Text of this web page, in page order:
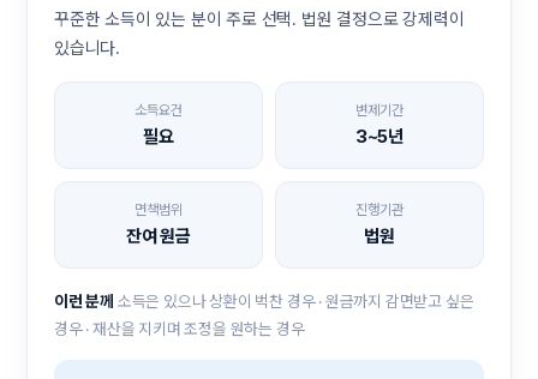
꾸준한 소득이 있는 분이 주로 선택. 법원 결정으로 강제력이
있습니다.
소득요건
필요
변제기간
3~5년
면책범위
잔여 원금
진행기관
법원
이런 분께 소득은 있으나 상환이 벅찬 경우 · 원금까지 감면받고 싶은
경우 · 재산을 지키며 조정을 원하는 경우